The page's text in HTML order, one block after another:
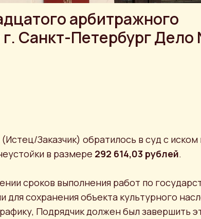
арбитражного
Санкт-Петербург Дело
Заказчик) обратилось в суд с
в размере 292 614,03 рублей.
сроков выполнения работ по
для сохранения объекта культурного
Подрядчик должен был завершить